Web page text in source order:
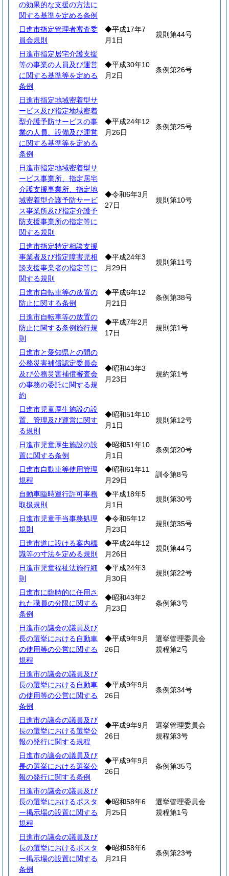
の効果的な支援の方法に
関する基準を定める条例
日進市指定管理者審査委
員会規則
◆平成17年7
月1日
規則第44号
日進市指定居宅介護支援
等の事業の人員及び運営
に関する基準等を定める
条例
◆平成30年10
月2日
条例第26号
日進市指定地域密着型サ
ービス及び指定地域密着
型介護予防サービスの事
業の人員、設備及び運営
に関する基準等を定める
条例
◆平成24年12
月26日
条例第25号
日進市指定地域密着型サ
ービス事業所、指定居宅
介護支援事業所、指定地
域密着型介護予防サービ
ス事業所及び指定介護予
防支援事業所の指定等に
関する規則
◆令和6年3月
27日
規則第10号
日進市指定特定相談支援
事業者及び指定障害児相
談支援事業者の指定等に
関する規則
◆平成24年3
月29日
規則第11号
日進市自転車等の放置の
防止に関する条例
◆平成6年12
月21日
条例第38号
日進市自転車等の放置の
防止に関する条例施行規
則
◆平成7年2月
17日
規則第1号
日進市と愛知県との間の
公務災害補償認定委員会
及び公務災害補償審査会
の事務の委託に関する規
約
◆昭和43年3
月23日
規約第1号
日進市児童厚生施設の設
置、管理及び運営に関す
る規則
◆昭和51年10
月1日
規則第12号
日進市児童厚生施設の設
置に関する条例
◆昭和51年10
月1日
条例第20号
日進市自動車等使用管理
規程
◆昭和61年11
月29日
訓令第8号
自動車臨時運行許可事務
取扱規則
◆平成18年5
月1日
規則第30号
日進市児童手当事務処理
規則
◆令和6年12
月23日
規則第35号
日進市道に設ける案内標
識等の寸法を定める規則
◆平成24年12
月26日
規則第44号
日進市児童福祉法施行細
則
◆平成24年3
月30日
規則第22号
日進市に臨時的に任用さ
れた職員の分限に関する
条例
◆昭和43年2
月23日
条例第3号
日進市の議会の議員及び
長の選挙における自動車
の使用等の公営に関する
規程
◆平成9年9月
26日
選挙管理委員会
規程第2号
日進市の議会の議員及び
長の選挙における自動車
の使用等の公営に関する
条例
◆平成9年9月
26日
条例第34号
日進市の議会の議員及び
長の選挙における選挙公
報の発行に関する規程
◆平成9年9月
26日
選挙管理委員会
規程第3号
日進市の議会の議員及び
長の選挙における選挙公
報の発行に関する条例
◆平成9年9月
26日
条例第35号
日進市の議会の議員及び
長の選挙におけるポスタ
ー掲示場の設置に関する
規程
◆昭和58年6
月25日
選挙管理委員会
規程第1号
日進市の議会の議員及び
長の選挙におけるポスタ
ー掲示場の設置に関する
条例
◆昭和58年6
月21日
条例第23号